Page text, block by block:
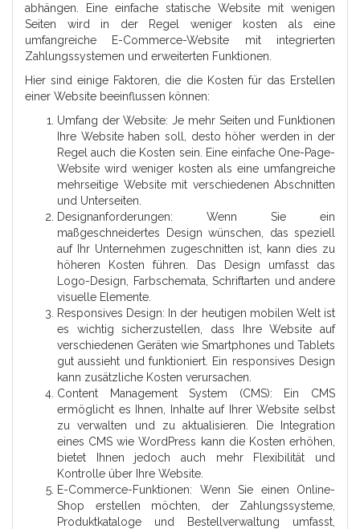
abhängen. Eine einfache statische Website mit wenigen
Seiten wird in der Regel weniger kosten als eine
umfangreiche E-Commerce-Website mit integrierten
Zahlungssystemen und erweiterten Funktionen.
Hier sind einige Faktoren, die die Kosten für das Erstellen
einer Website beeinflussen können:
Umfang der Website: Je mehr Seiten und Funktionen
Ihre Website haben soll, desto höher werden in der
Regel auch die Kosten sein. Eine einfache One-Page-
Website wird weniger kosten als eine umfangreiche
mehrseitige Website mit verschiedenen Abschnitten
und Unterseiten.
Designanforderungen: Wenn Sie ein
maßgeschneidertes Design wünschen, das speziell
auf Ihr Unternehmen zugeschnitten ist, kann dies zu
höheren Kosten führen. Das Design umfasst das
Logo-Design, Farbschemata, Schriftarten und andere
visuelle Elemente.
Responsives Design: In der heutigen mobilen Welt ist
es wichtig sicherzustellen, dass Ihre Website auf
verschiedenen Geräten wie Smartphones und Tablets
gut aussieht und funktioniert. Ein responsives Design
kann zusätzliche Kosten verursachen.
Content Management System (CMS): Ein CMS
ermöglicht es Ihnen, Inhalte auf Ihrer Website selbst
zu verwalten und zu aktualisieren. Die Integration
eines CMS wie WordPress kann die Kosten erhöhen,
bietet Ihnen jedoch auch mehr Flexibilität und
Kontrolle über Ihre Website.
E-Commerce-Funktionen: Wenn Sie einen Online-
Shop erstellen möchten, der Zahlungssysteme,
Produktkataloge und Bestellverwaltung umfasst,